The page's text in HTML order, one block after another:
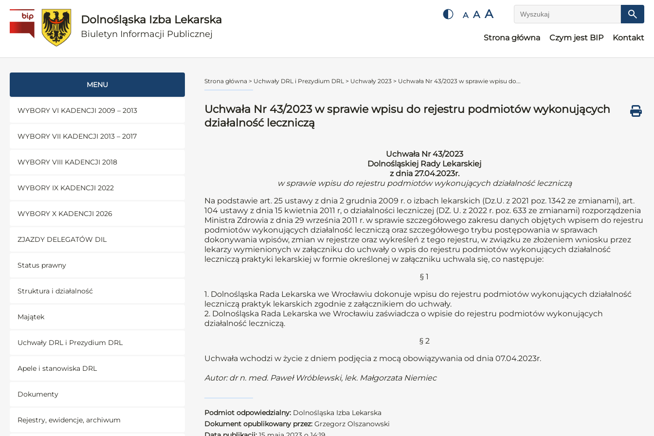
Dolnośląska Izba Lekarska
Biuletyn Informacji Publicznej
A A A Wyszukaj
Strona główna Czym jest BIP Kontakt
MENU
WYBORY VI KADENCJI 2009 – 2013
WYBORY VII KADENCJI 2013 – 2017
WYBORY VIII KADENCJI 2018
WYBORY IX KADENCJI 2022
WYBORY X KADENCJI 2026
ZJAZDY DELEGATÓW DIL
Status prawny
Struktura i działalność
Majątek
Uchwały DRL i Prezydium DRL
Apele i stanowiska DRL
Dokumenty
Rejestry, ewidencje, archiwum
Strona główna > Uchwały DRL i Prezydium DRL > Uchwały 2023 > Uchwała Nr 43/2023 w sprawie wpisu do...
Uchwała Nr 43/2023 w sprawie wpisu do rejestru podmiotów wykonujących
działalność leczniczą
Uchwała Nr 43/2023
Dolnośląskiej Rady Lekarskiej
z dnia 27.04.2023r.
w sprawie wpisu do rejestru podmiotów wykonujących działalność leczniczą
Na podstawie art. 25 ustawy z dnia 2 grudnia 2009 r. o izbach lekarskich (Dz.U. z 2021 poz. 1342 ze zmianami), art.
104 ustawy z dnia 15 kwietnia 2011 r, o działalności leczniczej (DZ. U. z 2022 r. poz. 633 ze zmianami) rozporządzenia
Ministra Zdrowia z dnia 29 września 2011 r. w sprawie szczegółowego zakresu danych objętych wpisem do rejestru
podmiotów wykonujących działalność leczniczą oraz szczegółowego trybu postępowania w sprawach
dokonywania wpisów, zmian w rejestrze oraz wykreśleń z tego rejestru, w związku ze złożeniem wniosku przez
lekarzy wymienionych w załączniku do uchwały o wpis do rejestru podmiotów wykonujących działalność
leczniczą praktyki lekarskiej w formie określonej w załączniku uchwala się, co następuje:
§ 1
1. Dolnośląska Rada Lekarska we Wrocławiu dokonuje wpisu do rejestru podmiotów wykonujących działalność
leczniczą praktyk lekarskich zgodnie z załącznikiem do uchwały.
2. Dolnośląska Rada Lekarska we Wrocławiu zaświadcza o wpisie do rejestru podmiotów wykonujących
działalność leczniczą.
§ 2
Uchwała wchodzi w życie z dniem podjęcia z mocą obowiązywania od dnia 07.04.2023r.
Autor: dr n. med. Paweł Wróblewski, lek. Małgorzata Niemiec
Podmiot odpowiedzialny: Dolnośląska Izba Lekarska
Dokument opublikowany przez: Grzegorz Olszanowski